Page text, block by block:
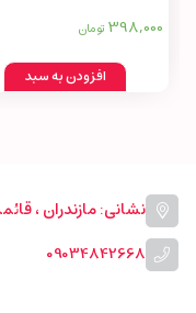
Water Gun
398,000 تومان
افزودن به سبد
نشانی: مازندران ،
09034842668